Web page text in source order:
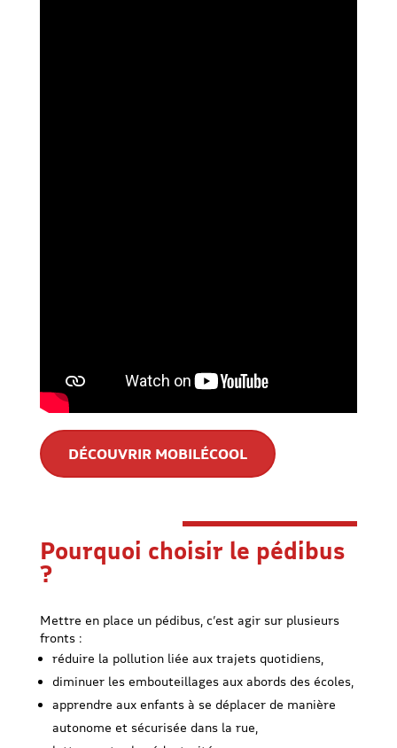
DÉCOUVRIR MOBILÉCOOL
Pourquoi choisir le pédibus
?
Mettre en place un pédibus, c’est agir sur plusieurs
fronts :
réduire la pollution liée aux trajets quotidiens,
diminuer les embouteillages aux abords des écoles,
apprendre aux enfants à se déplacer de manière
autonome et sécurisée dans la rue,